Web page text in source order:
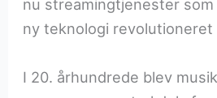
nu streamingtjenester
ny teknologi revolutioneret
I 20. århundrede blev